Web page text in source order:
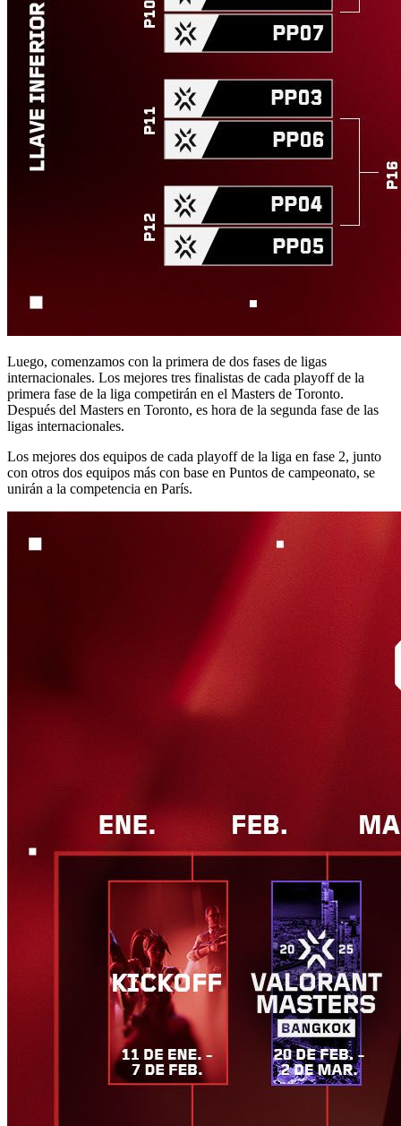
Luego, comenzamos con la primera de dos fases de ligas
internacionales. Los mejores tres finalistas de cada playoff de la
primera fase de la liga competirán en el Masters de Toronto.
Después del Masters en Toronto, es hora de la segunda fase de las
ligas internacionales.
Los mejores dos equipos de cada playoff de la liga en fase 2, junto
con otros dos equipos más con base en Puntos de campeonato, se
unirán a la competencia en París.